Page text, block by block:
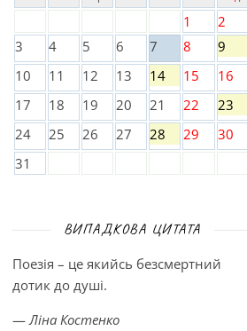
1
2
3
4 5 6 7 8
9
10
11 12 13 14 15
16
17
18 19 20 21 22
23
24
25 26 27 28 29
30
31
ВИПАДКОВА ЦИТАТА
Поезія – це якийсь безсмертний
дотик до душі.
—Ліна Костенко